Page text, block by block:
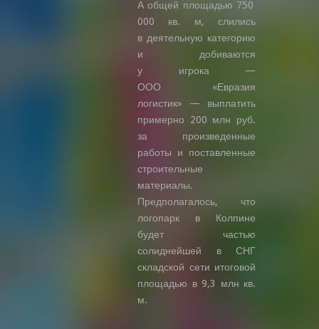
А общей площадью 750
000 кв. м, слились
в деятельную категорию
и добиваются
у игрока —
ООО «Евразия
логистик» — выплатить
примерно 200 млн руб.
за произведенные
работы и поставленные
строительные
материалы.
Предполагалось, что
логопарк в Колпине
будет частью
солиднейшей в СНГ
складской сети итоговой
площадью в 9,3 млн кв.
м.